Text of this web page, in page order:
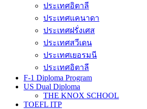
ประเทศอิตาลี
ประเทศแคนาดา
ประเทศฝรั่งเศส
ประเทศสวีเดน
ประเทศเยอรมนี
ประเทศอิตาลี
F-1 Diploma Program
US Dual Diploma
THE KNOX SCHOOL
TOEFL ITP